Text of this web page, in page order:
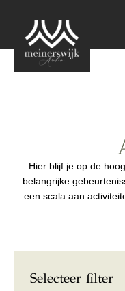
Hier blijf je op de
belangrijke
een scala aan
Selecteer filter